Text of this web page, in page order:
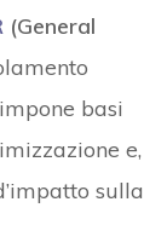
(General
basi
e,
sulla